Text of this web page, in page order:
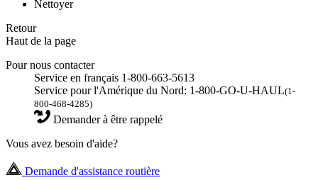
Nettoyer
Retour
Haut de la page
Pour nous contacter
Service en français 1-800-663-5613
Service pour l'Amérique du Nord: 1-800-GO-U-HAUL(1-
800-468-4285)
Demander à être rappelé
Vous avez besoin d'aide?
Demande d'assistance routière